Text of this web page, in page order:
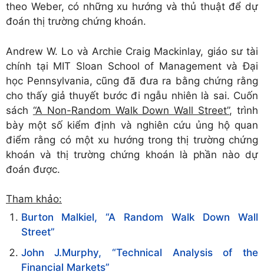
theo Weber, có những xu hướng và thủ thuật để dự
đoán thị trường chứng khoán.
Andrew W. Lo và Archie Craig Mackinlay, giáo sư tài
chính tại MIT Sloan School of Management và Đại
học Pennsylvania, cũng đã đưa ra bằng chứng rằng
cho thấy giả thuyết bước đi ngẫu nhiên là sai. Cuốn
sách “A Non-Random Walk Down Wall Street”, trình
bày một số kiểm định và nghiên cứu ủng hộ quan
điểm rằng có một xu hướng trong thị trường chứng
khoán và thị trường chứng khoán là phần nào dự
đoán được.
Tham khảo:
Burton Malkiel, “A Random Walk Down Wall
Street”
John J.Murphy, “Technical Analysis of the
Financial Markets”